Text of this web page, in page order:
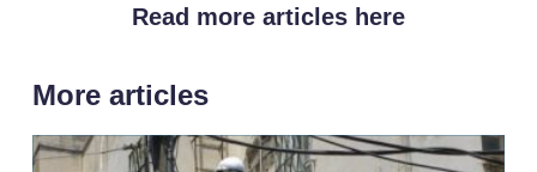
Read more articles here
More articles